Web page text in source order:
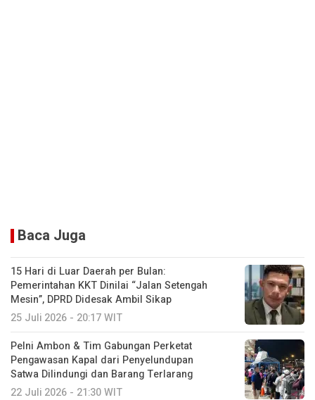
Baca Juga
15 Hari di Luar Daerah per Bulan:
Pemerintahan KKT Dinilai “Jalan Setengah
Mesin”, DPRD Didesak Ambil Sikap
25 Juli 2026 - 20:17 WIT
Pelni Ambon & Tim Gabungan Perketat
Pengawasan Kapal dari Penyelundupan
Satwa Dilindungi dan Barang Terlarang
22 Juli 2026 - 21:30 WIT